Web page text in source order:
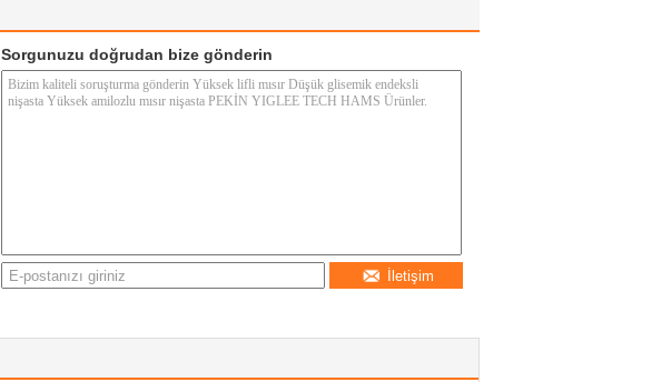
Sorgunuzu doğrudan bize gönderin
İletişim